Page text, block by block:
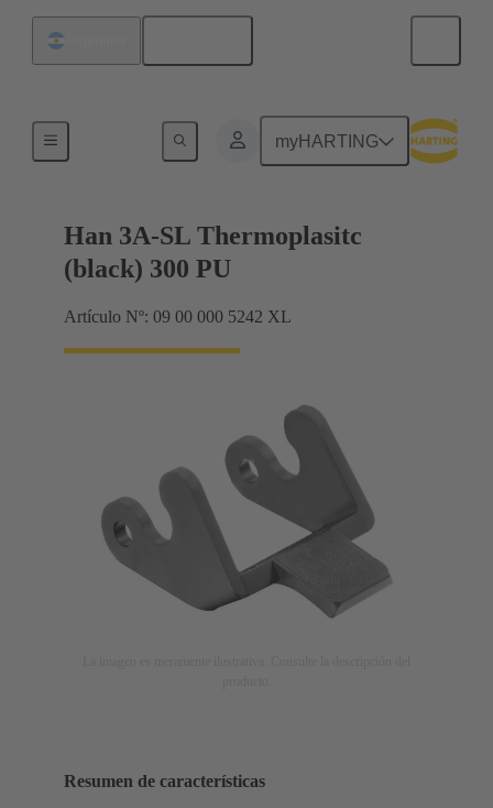
myHARTING
Sistemas de bloqueo
Han 3A-SL Thermoplasitc
(black) 300 PU
Artículo Nº: 09 00 000 5242 XL
Resumen de características